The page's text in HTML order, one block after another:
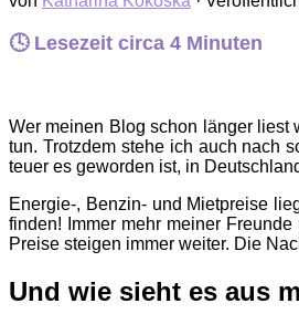
🕓 Lesezeit circa 4 Minuten
Wer meinen Blog schon länger liest
tun. Trotzdem stehe ich auch nach
teuer es geworden ist, in
Energie-, Benzin- und Mietpreise
finden! Immer mehr meiner
Preise steigen immer weiter. Die
Und wie sieht es aus